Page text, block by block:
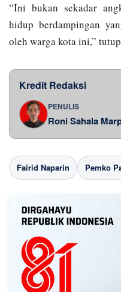
“Ini bukan sekadar
hidup berdampingan
oleh warga kota ini,”
Kredit Redaksi
PENULIS
Roni Sahala
Fairid Naparin Pemko